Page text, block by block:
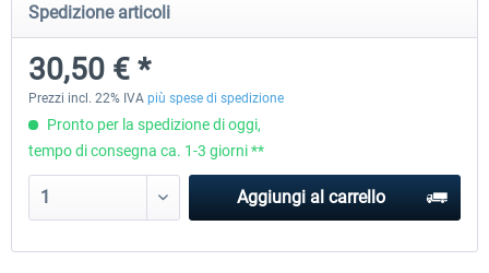
Wheel Stand Pro - Farm Truck
201,30 € *
Spedizione articoli
30,50 € *
Prezzi incl. 22% IVA più spese di spedizione
Pronto per la spedizione di oggi,
tempo di consegna ca. 1-3 giorni **
Aggiungi al carrello